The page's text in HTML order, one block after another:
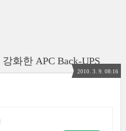
화한 APC Back-UPS
2010. 3. 9. 08:16